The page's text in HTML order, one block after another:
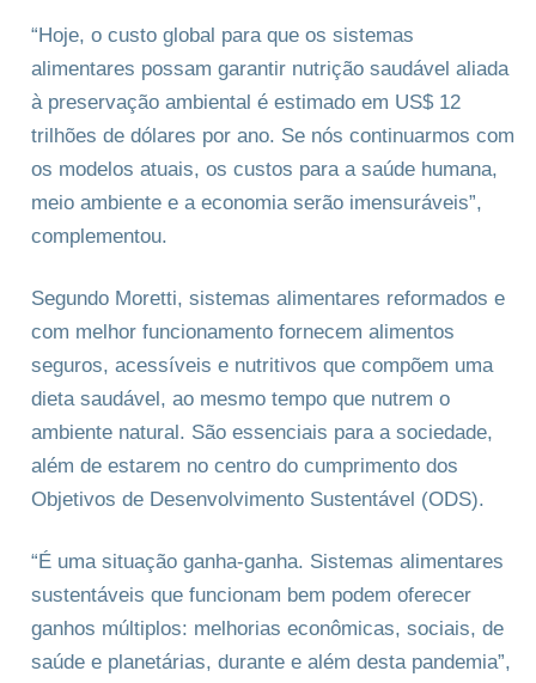
“Hoje, o custo global para que os sistemas
alimentares possam garantir nutrição saudável aliada
à preservação ambiental é estimado em US$ 12
trilhões de dólares por ano. Se nós continuarmos com
os modelos atuais, os custos para a saúde humana,
meio ambiente e a economia serão imensuráveis”,
complementou.
Segundo Moretti, sistemas alimentares reformados e
com melhor funcionamento fornecem alimentos
seguros, acessíveis e nutritivos que compõem uma
dieta saudável, ao mesmo tempo que nutrem o
ambiente natural. São essenciais para a sociedade,
além de estarem no centro do cumprimento dos
Objetivos de Desenvolvimento Sustentável (ODS).
“É uma situação ganha-ganha. Sistemas alimentares
sustentáveis que funcionam bem podem oferecer
ganhos múltiplos: melhorias econômicas, sociais, de
saúde e planetárias, durante e além desta pandemia”,